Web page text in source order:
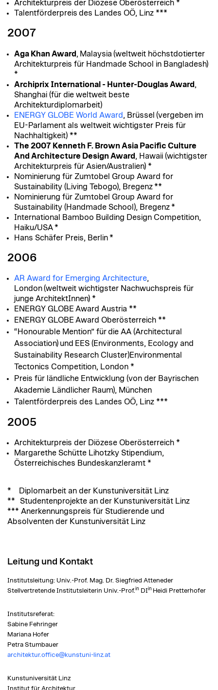
Architekturpreis der Diözese Oberösterreich *
Talentförderpreis des Landes OÖ, Linz ***
2007
Aga Khan Award , Malaysia (weltweit höchstdotierter
Architekturpreis für Handmade School in Bangladesh)
*
Archiprix International - Hunter-Douglas Award ,
Shanghai (für die weltweit beste
Architekturdiplomarbeit)
ENERGY GLOBE World Award , Brüssel (vergeben im
EU-Parlament als weltweit wichtigster Preis für
Nachhaltigkeit) **
The 2007 Kenneth F. Brown Asia Pacific Culture
And Architecture Design Award , Hawaii (wichtigster
Architekturpreis für Asien/Australien) *
Nominierung für Zumtobel Group Award for
Sustainability (Living Tebogo), Bregenz **
Nominierung für Zumtobel Group Award for
Sustainability (Handmade School), Bregenz *
International Bamboo Building Design Competition,
Haiku/USA *
Hans Schäfer Preis, Berlin *
2006
AR Award for Emerging Architecture,
London (weltweit wichtigster Nachwuchspreis für
junge ArchitektInnen) *
ENERGY GLOBE Award Austria **
ENERGY GLOBE Award Oberösterreich **
“Honourable Mention” für die AA (Architectural
Association) und EES (Environments, Ecology and
Sustainability Research Cluster)Environmental
Tectonics Competition, London *
Preis für ländliche Entwicklung (von der Bayrischen
Akademie Ländlicher Raum), München
Talentförderpreis des Landes OÖ, Linz ***
2005
Architekturpreis der Diözese Oberösterreich *
Margarethe Schütte Lihotzky Stipendium,
Österreichisches Bundeskanzleramt *
* Diplomarbeit an der Kunstuniversität Linz
** Studentenprojekte an der Kunstuniversität Linz
*** Anerkennungspreis für Studierende und
Absolventen der Kunstuniversität Linz
Leitung und Kontakt
Institutsleitung: Univ.-Prof. Mag. Dr. Siegfried Atteneder
Stellvertretende Institutsleiterin Univ.-Prof. in DIin Heidi Pretterhofer
Institutsreferat:
Sabine Fehringer
Mariana Hofer
Petra Stumbauer
architektur.​office@​kunstuni-​linz.​at
Kunstuniversität Linz
Institut für Architektur